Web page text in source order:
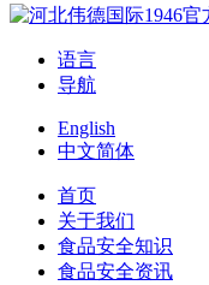
语言
导航
English
中文简体
首页
关于我们
食品安全知识
食品安全资讯